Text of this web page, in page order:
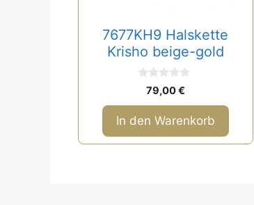
7677KH9 Halskette
Krisho beige-gold
o
n
5
79,00€
In den Warenkorb